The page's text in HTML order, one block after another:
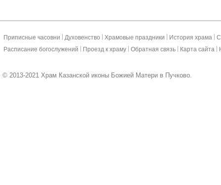
Приписные часовни Духовенство Храмовые праздники История храма
Расписание богослужений
Проезд к храму Обратная связь Карта сайта
© 2013-2021 Храм Казанской иконы Божией Матери в Пучково.